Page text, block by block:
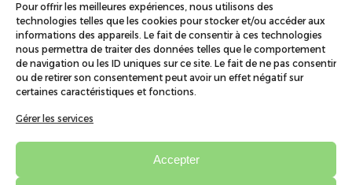
Pour offrir les meilleures expériences, nous utilisons des
technologies telles que les cookies pour stocker et/ou accéder aux
informations des appareils. Le fait de consentir à ces technologies
nous permettra de traiter des données telles que le comportement
de navigation ou les ID uniques sur ce site. Le fait de ne pas consentir
ou de retirer son consentement peut avoir un effet négatif sur
certaines caractéristiques et fonctions.
Gérer les services
Accepter
Nous contacter
06 84 66 47 39